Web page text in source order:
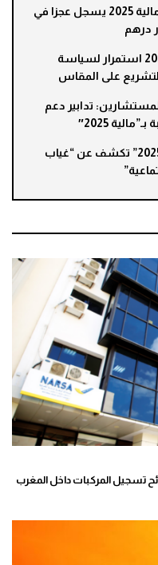
خزينة: تنفيذ قانون مالية 2025 يسجل عجزا في
“المصباح”: مالية 2025 استمرار لسياسة
على المقاس
تدابير دعم
2025″
تقرير: أرقام “مالية 2025” تكشف عن “غياب
تسجيل المركبات داخل المغرب